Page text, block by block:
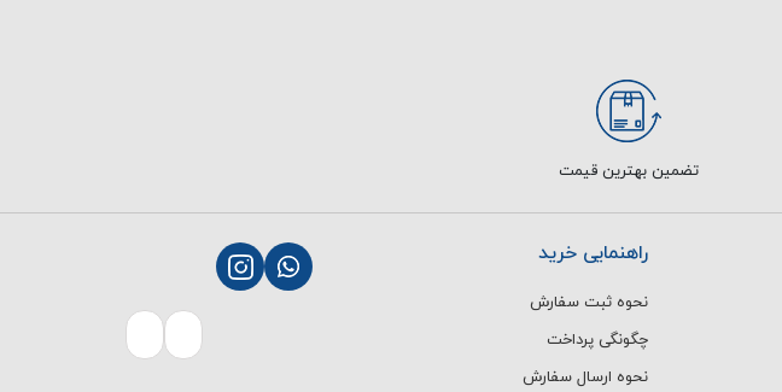
تضمین بهترین قیمت
راهنمایی خرید
نحوه ثبت سفارش
چگونگی پرداخت
نحوه ارسال سفارش